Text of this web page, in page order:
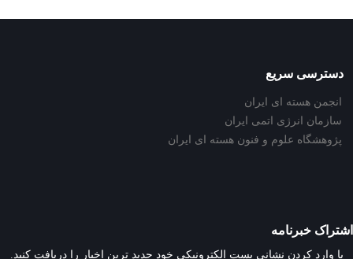
دسترسی سریع
انجمن هسته ای ایران
سازمان انرژی اتمی ایران
پژوهشگاه علوم و فنون هسته ای ایران
اشتراک خبرنامه
با وارد کردن نشانی پست الکترونیکی خود جدید ترین اخبار را دریافت کنید.